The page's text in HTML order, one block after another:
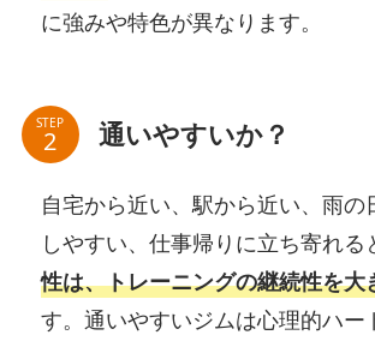
に強みや特色が異なります。
STEP 通いやすいか？
自宅から近い、駅から近い、雨の
しやすい、仕事帰りに立ち寄れる
性は、トレーニングの継続性を大
す。通いやすいジムは心理的ハー